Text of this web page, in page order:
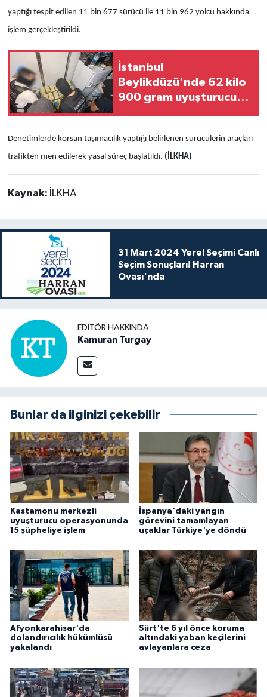
yaptığı tespit edilen 11 bin 677 sürücü ile 11 bin 962 yolcu hakkında
işlem gerçekleştirildi.
İstanbul
Beylikdüzü'nde 62 kilo
900 gram uyuşturucu
Denetimlerde korsan taşımacılık yaptığı belirlenen sürücülerin araçları
trafikten men edilerek yasal süreç başlatıldı. (İLKHA)
Kaynak: İLKHA
31 Mart 2024 Yerel Seçimi Canlı
Seçim Sonuçları! Harran
Ovası'nda
EDITÖR HAKKINDA
Kamuran Turgay
Bunlar da ilginizi çekebilir
Kastamonu merkezli
uyuşturucu operasyonunda
15 şüpheliye işlem
İspanya'daki yangın
görevini tamamlayan
uçaklar Türkiye'ye döndü
Afyonkarahisar'da
dolandırıcılık hükümlüsü
yakalandı
Siirt'te 6 yıl önce koruma
altındaki yaban keçilerini
avlayanlara ceza